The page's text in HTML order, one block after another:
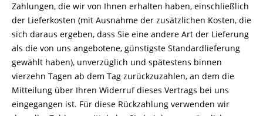
Zahlungen, die wir von Ihnen erhalten haben, einschließlich
der Lieferkosten (mit Ausnahme der zusätzlichen Kosten, die
sich daraus ergeben, dass Sie eine andere Art der Lieferung
als die von uns angebotene, günstigste Standardlieferung
gewählt haben), unverzüglich und spätestens binnen
vierzehn Tagen ab dem Tag zurückzuzahlen, an dem die
Mitteilung über Ihren Widerruf dieses Vertrags bei uns
eingegangen ist. Für diese Rückzahlung verwenden wir